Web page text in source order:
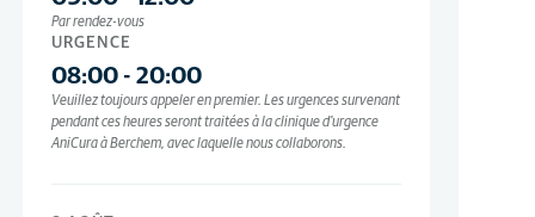
AniCura à Berchem, avec laquelle nous collaborons.
Par rendez-vous
URGENCE
08:00- 20:00
Veuillez toujours appeler en premier. Les urgences survenant
pendant ces heures seront traitées à la clinique d'urgence
AniCura à Berchem, avec laquelle nous collaborons.